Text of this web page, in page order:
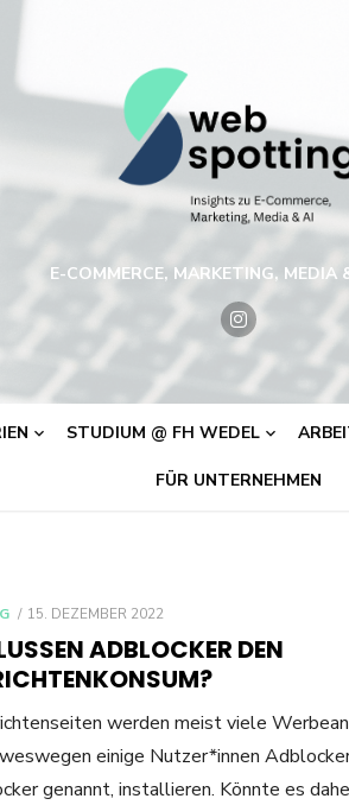
E-COMMERCE, MARKETING, MEDIA
STUDIUM @ FH WEDEL
FÜR UNTERNEHMEN
POSTED
15. DEZEMBER 2022
ADBLOCKER DEN
werden meist viele
einige Nutzer*innen
genannt, installieren. Könnte es